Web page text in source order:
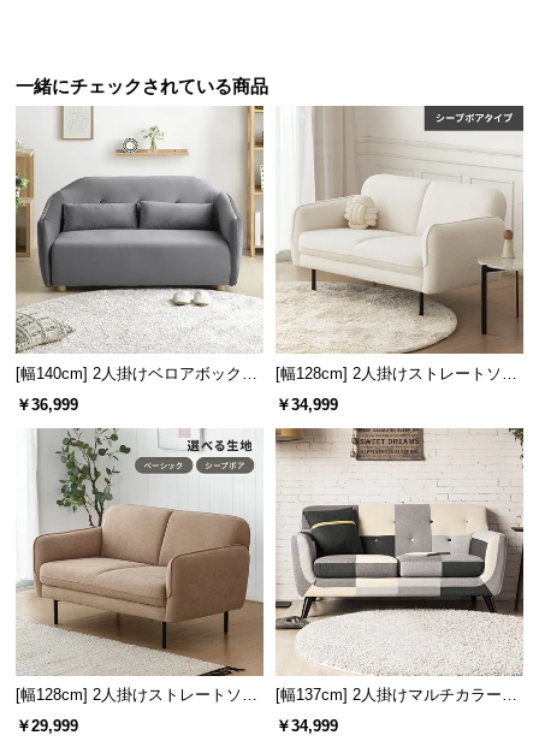
商
送
に
い
て
開
梱
設
置
サ
ー
ビ
ス
に
つ
い
て
搬
一緒にチェックされている商品
[幅140cm] 2人掛けベロアボックス
ソファ
￥36,999
[幅128cm] 2人掛けストレートソフ
ァ シープボアタイプ
￥34,999
[幅128cm] 2人掛けストレートソフ
ァ
￥29,999
[幅137cm] 2人掛けマルチカラーソ
ファ
￥34,999